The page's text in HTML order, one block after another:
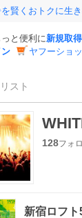
賢くおトクに生き
っと便利に新規取得
ン
ヤフーショ
スト
128フォ
新宿ロフ